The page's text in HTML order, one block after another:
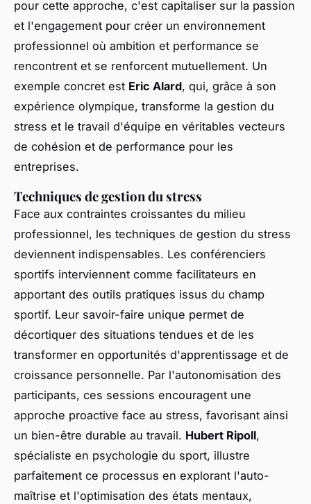
pour cette approche, c'est capitaliser sur la passion
et l'engagement pour créer un environnement
professionnel où ambition et performance se
rencontrent et se renforcent mutuellement. Un
exemple concret est Eric Alard, qui, grâce à son
expérience olympique, transforme la gestion du
stress et le travail d'équipe en véritables vecteurs
de cohésion et de performance pour les
entreprises.
Techniques de gestion du stress
Face aux contraintes croissantes du milieu
professionnel, les techniques de gestion du stress
deviennent indispensables. Les conférenciers
sportifs interviennent comme facilitateurs en
apportant des outils pratiques issus du champ
sportif. Leur savoir-faire unique permet de
décortiquer des situations tendues et de les
transformer en opportunités d'apprentissage et de
croissance personnelle. Par l'autonomisation des
participants, ces sessions encouragent une
approche proactive face au stress, favorisant ainsi
un bien-être durable au travail. Hubert Ripoll,
spécialiste en psychologie du sport, illustre
parfaitement ce processus en explorant l'auto-
maîtrise et l'optimisation des états mentaux,